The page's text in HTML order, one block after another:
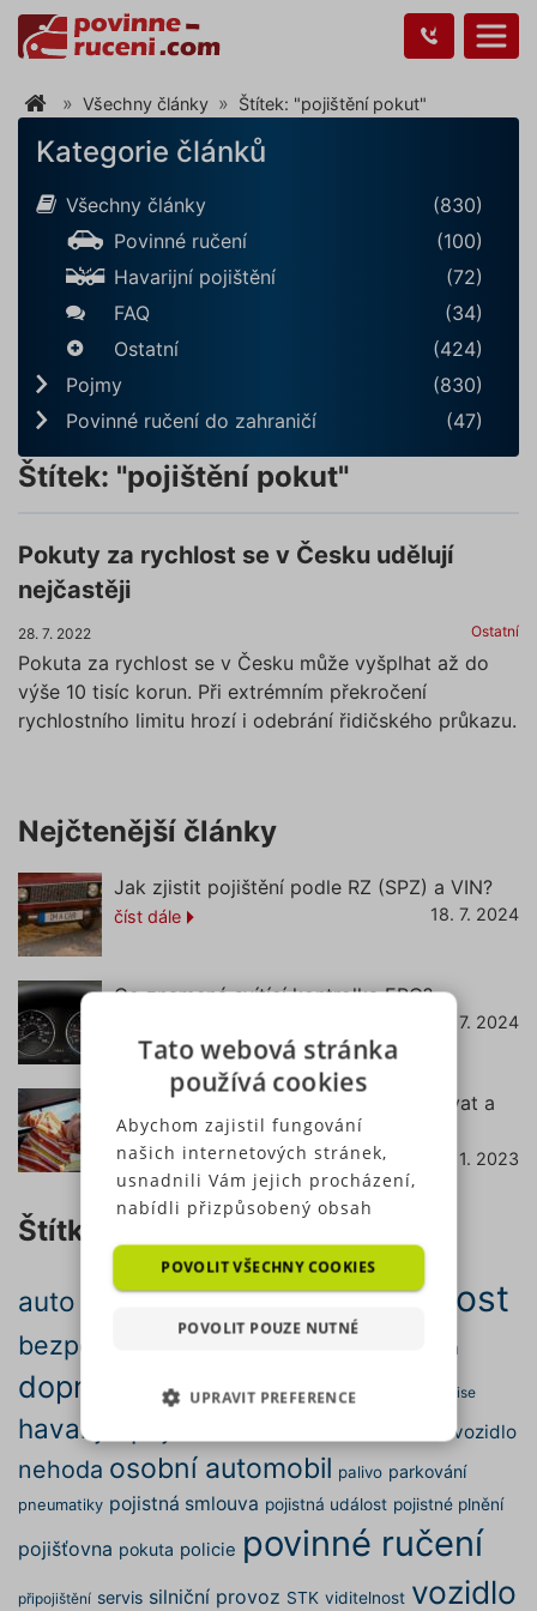
Všechny články Štítek: "pojištění pokut"
Kategorie článků
Všechny články
(830)
Povinné ručení
(100)
Havarijní pojištění
(72)
FAQ
(34)
Ostatní
(424)
Pojmy
(830)
Povinné ručení do zahraničí
(47)
Štítek: "pojištění pokut"
Pokuty za rychlost se v Česku udělují
nejčastěji
28. 7. 2022 Ostatní
Pokuta za rychlost se v Česku může vyšplhat až do
výše 10 tisíc korun. Při extrémním překročení
rychlostního limitu hrozí i odebrání řidičského průkazu.
Nejčtenější články
Jak zjistit pojištění podle RZ (SPZ) a VIN?
číst dále 18. 7. 2024
Co znamená svítící kontrolka EPC?
22. 7. 2024
Podsedák do auta – od kdy ho používat a
jak vybrat ten správný?
číst dále 7. 11. 2023
Štítky
auto bezpečnost
bezpečná jízda doprava
dopravní nehoda dálnice elektromobil emise
havarijní pojištění motorové vozidlo
nehoda osobní automobil palivo parkování
pneumatiky pojistná smlouva pojistná událost pojistné plnění
pojišťovna pokuta policie povinné ručení
připojištění servis silniční provoz STK viditelnost vozidlo
Tato webová stránka
používá cookies
Abychom zajistil fungování
našich internetových stránek,
usnadnili Vám jejich procházení,
nabídli přizpůsobený obsah
analyzovat návštěvnost,
využíváme soubory cookies,
které sdílíme se svými partnery
(výkonové soubory, soubory
nezařazené soubory) můžeme
využívat pouze s Vaším
předchozím souhlasem, který
můžete udělit zaškrtnutím
políčka u příslušného druhu
cookies pod tlačítkem „Upravit
POVOLIT VŠECHNY COOKIES
POVOLIT POUZE NUTNÉ
UPRAVIT PREFERENCE
NEZBYTNĚ NUTNÉ SOUBORY
VÝKONOVÉ SOUBORY
SOUBORY CÍLENÍ